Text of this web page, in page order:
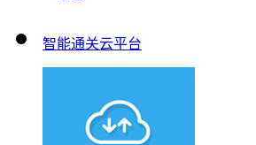
智能通关云平台